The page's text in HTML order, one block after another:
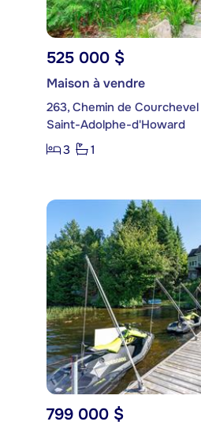
525 000 $
Maison à vendre
263, Chemin de Courchevel
Saint-Adolphe-d'Howard
3
1
799 000 $